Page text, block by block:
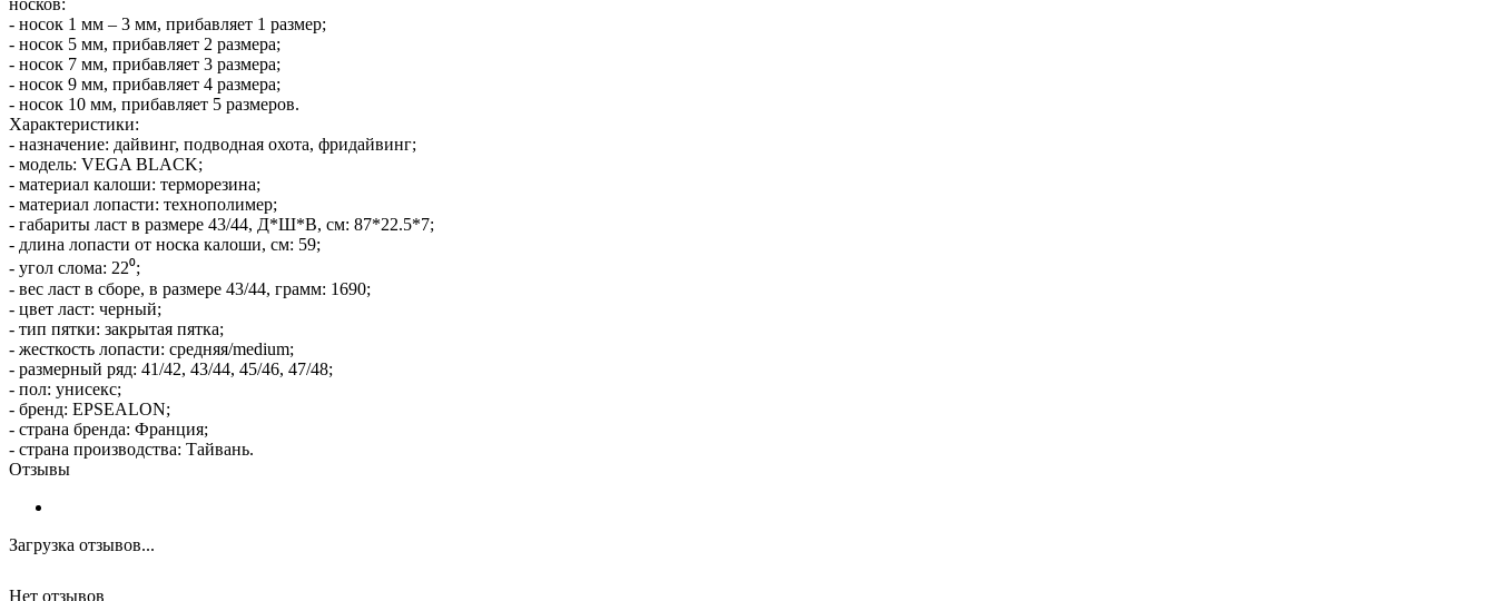
- носок 1 мм – 3 мм, прибавляет 1 размер;
- носок 5 мм, прибавляет 2 размера;
- носок 7 мм, прибавляет 3 размера;
- носок 9 мм, прибавляет 4 размера;
- носок 10 мм, прибавляет 5 размеров.
Характеристики:
- назначение: дайвинг, подводная охота, фридайвинг;
- модель: VEGA BLACK;
- материал калоши: терморезина;
- материал лопасти: технополимер;
- габариты ласт в размере 43/44, Д*Ш*В, см: 87*22.5*7;
- длина лопасти от носка калоши, см: 59;
- угол слома: 22⁰;
- вес ласт в сборе, в размере 43/44, грамм: 1690;
- цвет ласт: черный;
- тип пятки: закрытая пятка;
- жесткость лопасти: средняя/medium;
- размерный ряд: 41/42, 43/44, 45/46, 47/48;
- пол: унисекс;
- бренд: EPSEALON;
- страна бренда: Франция;
- страна производства: Тайвань.
Отзывы
Загрузка отзывов...
Нет отзывов